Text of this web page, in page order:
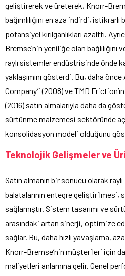
geliştirerek ve üreterek, Knorr-
bağımlılığını en aza indirdi,
potansiyel kırılganlıkları azalttı.
Bremse’nin yeniliğe olan
raylı sistemler endüstrisinde önde
yaklaşımını gösterdi. Bu, daha
Company’i (2008) ve TMD
(2016) satın almalarıyla daha da
sürtünme malzemesi sektöründe
konsolidasyon modeli olduğunu
Teknolojik Gelişmeler ve
Satın almanın bir sonucu olarak
balatalarının entegre
sağlamıştır. Sistem tasarımı ve
arasındaki artan sinerji, optimize
sağlar. Bu, daha hızlı yavaşlama,
Knorr-Bremse’nin müşterileri için
maliyetleri anlamına gelir. Genel